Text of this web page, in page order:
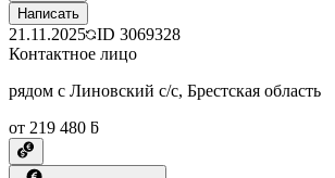
Написать
21.11.2025 ID 3069328
Контактное лицо
рядом с Линовский с/с, Брестская область
от 219 480 ƃ